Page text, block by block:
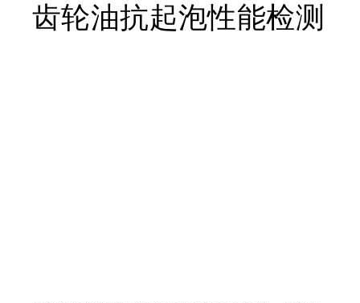
齿轮油抗起泡性能检测